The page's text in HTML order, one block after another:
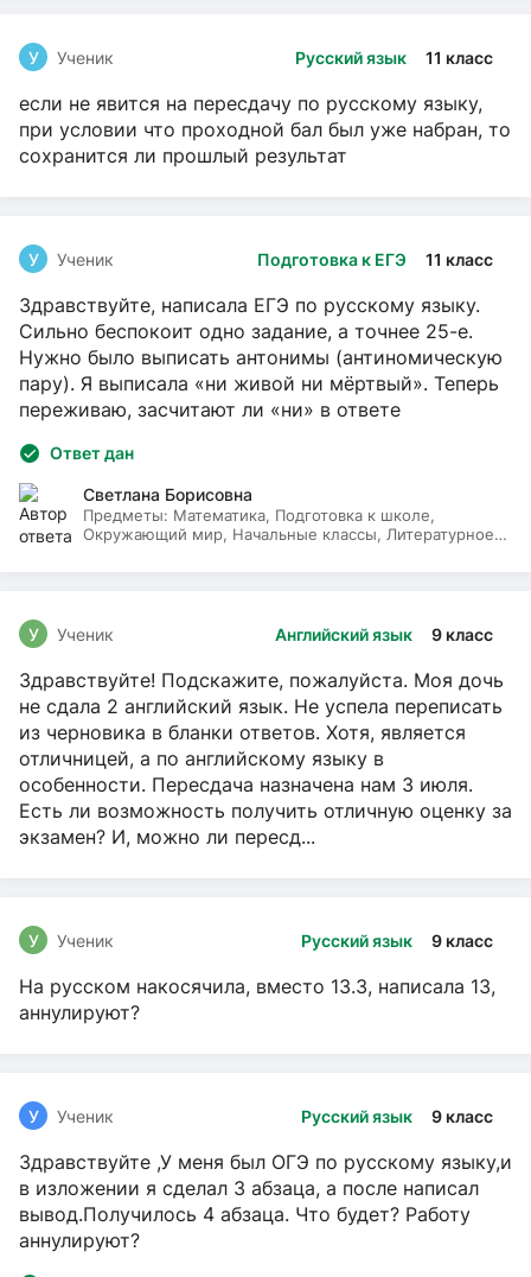
Русский язык 11 класс
У Ученик
если не явится на пересдачу по русскому языку,
при условии что проходной бал был уже набран, то
сохранится ли прошлый результат
Подготовка к ЕГЭ 11 класс
У Ученик
Здравствуйте, написала ЕГЭ по русскому языку.
Сильно беспокоит одно задание, а точнее 25-е.
Нужно было выписать антонимы (антиномическую
пару). Я выписала «ни живой ни мёртвый». Теперь
переживаю, засчитают ли «ни» в ответе
Ответ дан
Светлана Борисовна
Предметы: Математика, Подготовка к школе,
Окружающий мир, Начальные классы, Литературное
Английский язык 9 класс
У Ученик
Здравствуйте! Подскажите, пожалуйста. Моя дочь
не сдала 2 английский язык. Не успела переписать
из черновика в бланки ответов. Хотя, является
отличницей, а по английскому языку в
особенности. Пересдача назначена нам 3 июля.
Есть ли возможность получить отличную оценку за
экзамен? И, можно ли пересд...
Русский язык 9 класс
У Ученик
На русском накосячила, вместо 13.3, написала 13,
аннулируют?
Русский язык 9 класс
У Ученик
Здравствуйте ,У меня был ОГЭ по русскому языку,и
в изложении я сделал 3 абзаца, а после написал
вывод.Получилось 4 абзаца. Что будет? Работу
аннулируют?